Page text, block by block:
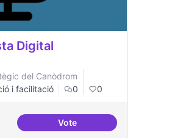
Digital
del Canòdrom
i facilitació 0 0
VoteMoviment Activista Digital